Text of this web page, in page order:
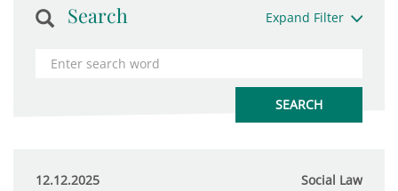
Search Expand Filter
12.12.2025 Social Law